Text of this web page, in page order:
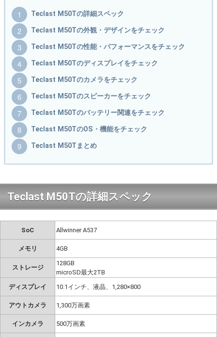
Teclast M50Tの詳細スペック
Teclast M50Tの外観・デザインをチェック
Teclast M50Tの性能・パフォーマンスをチェック
Teclast M50Tのディスプレイをチェック
Teclast M50Tのカメラをチェック
Teclast M50Tのスピーカーをチェック
Teclast M50Tのバッテリー関連をチェック
Teclast M50TのOS・機能をチェック
Teclast M50Tまとめ
Teclast M50Tの詳細スペック
SoC Allwinner A537
メモリ 4GB
ストレージ
128GB
microSD最大2TB
ディスプレイ
10.1インチ、液晶、1,280×800
アウトカメラ 1,300万画素
インカメラ 500万画素